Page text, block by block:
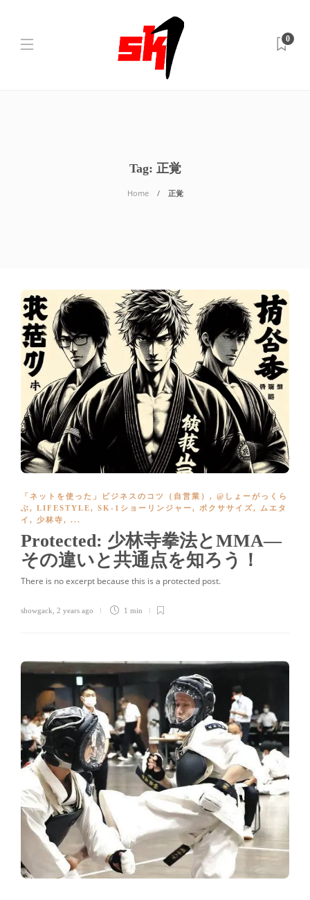
0
Tag: 正覚
Home 正覚
「ネットを使った」ビジネスのコツ（自営業） , @しょーがっくら
ぶ, LIFESTYLE, SK-1ショーリンジャー, ボクササイズ,
ムエタ
イ , 少林寺, ...
Protected: 少林寺拳法とMMA—
その違いと共通点を知ろう！
There is no excerpt because this is a protected post.
showgack 2 years ago 1 min